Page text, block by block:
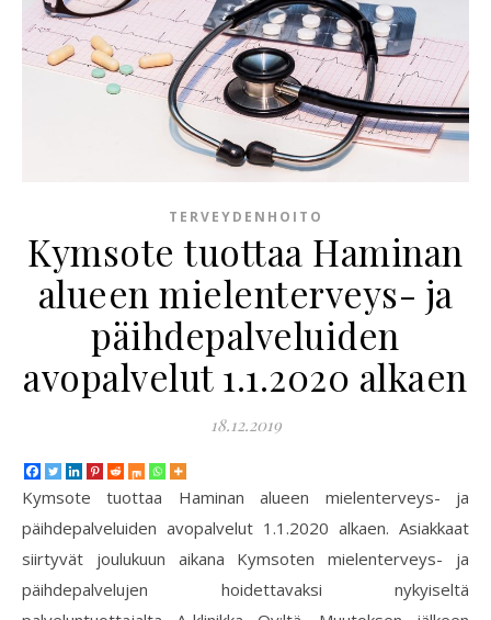
TERVEYDENHOITO
Kymsote tuottaa Haminan
alueen mielenterveys- ja
päihdepalveluiden
avopalvelut 1.1.2020 alkaen
18.12.2019
Kymsote tuottaa Haminan alueen mielenterveys- ja
päihdepalveluiden avopalvelut 1.1.2020 alkaen. Asiakkaat
siirtyvät joulukuun aikana Kymsoten mielenterveys- ja
päihdepalvelujen hoidettavaksi nykyiseltä